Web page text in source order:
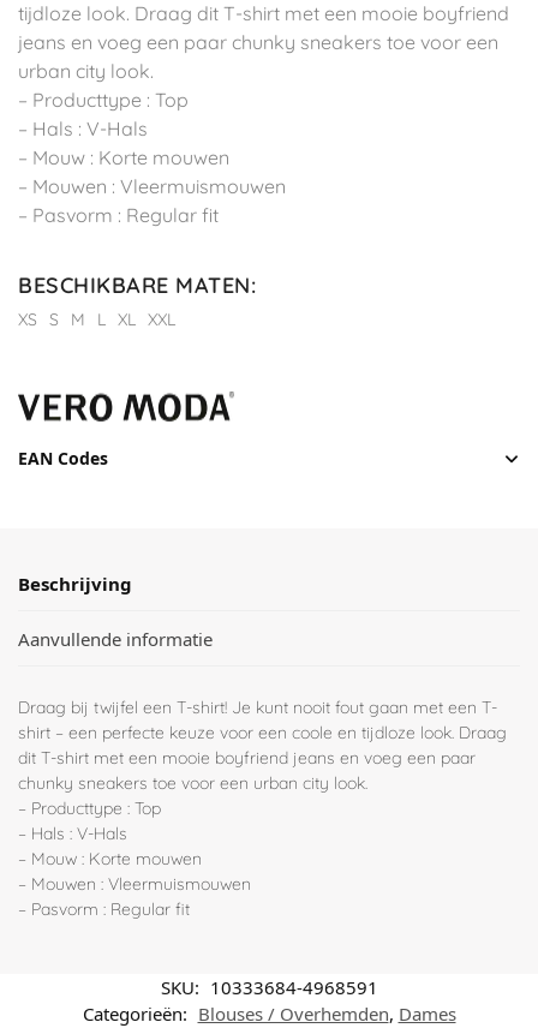
tijdloze look. Draag dit T-shirt met een mooie boyfriend
jeans en voeg een paar chunky sneakers toe voor een
urban city look.
– Producttype : Top
– Hals : V-Hals
– Mouw : Korte mouwen
– Mouwen : Vleermuismouwen
– Pasvorm : Regular fit
BESCHIKBARE MATEN:
XS S M L XL XXL
EAN Codes
Beschrijving
Aanvullende informatie
Draag bij twijfel een T-shirt! Je kunt nooit fout gaan met een T-
shirt – een perfecte keuze voor een coole en tijdloze look. Draag
dit T-shirt met een mooie boyfriend jeans en voeg een paar
chunky sneakers toe voor een urban city look.
– Producttype : Top
– Hals : V-Hals
– Mouw : Korte mouwen
– Mouwen : Vleermuismouwen
– Pasvorm : Regular fit
SKU: 10333684-4968591
Categorieën: Blouses / Overhemden, Dames